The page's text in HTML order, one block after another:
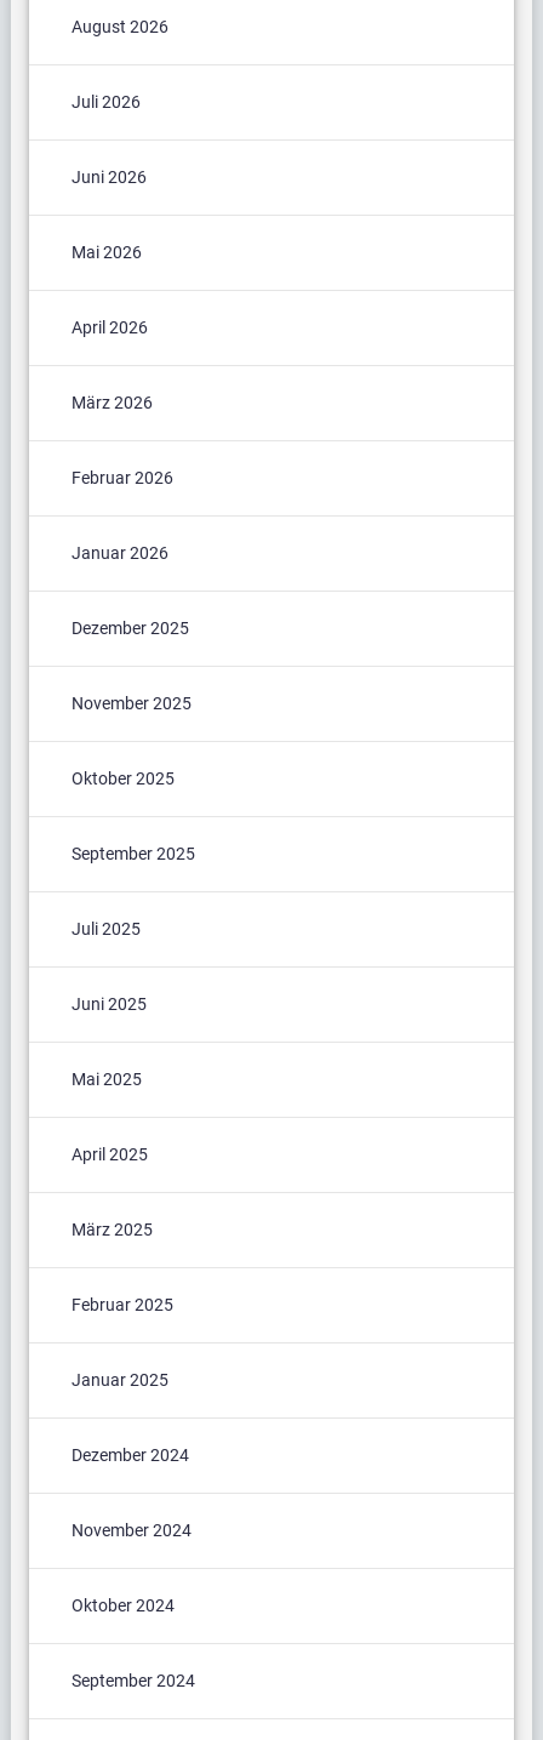
August 2026
Juli 2026
Juni 2026
Mai 2026
April 2026
März 2026
Februar 2026
Januar 2026
Dezember 2025
November 2025
Oktober 2025
September 2025
Juli 2025
Juni 2025
Mai 2025
April 2025
März 2025
Februar 2025
Januar 2025
Dezember 2024
November 2024
Oktober 2024
September 2024